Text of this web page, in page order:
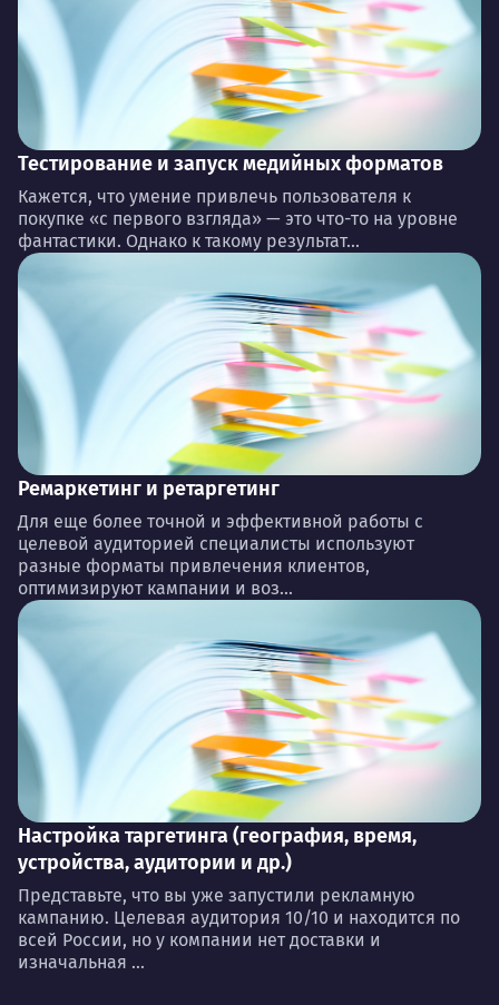
Тестирование и запуск медийных форматов
Кажется, что умение привлечь пользователя к
покупке «с первого взгляда» — это что-то на уровне
фантастики. Однако к такому результат...
Ремаркетинг и ретаргетинг
Для еще более точной и эффективной работы с
целевой аудиторией специалисты используют
разные форматы привлечения клиентов,
оптимизируют кампании и воз...
Настройка таргетинга (география, время,
устройства, аудитории и др.)
Представьте, что вы уже запустили рекламную
кампанию. Целевая аудитория 10/10 и находится по
всей России, но у компании нет доставки и
изначальная ...